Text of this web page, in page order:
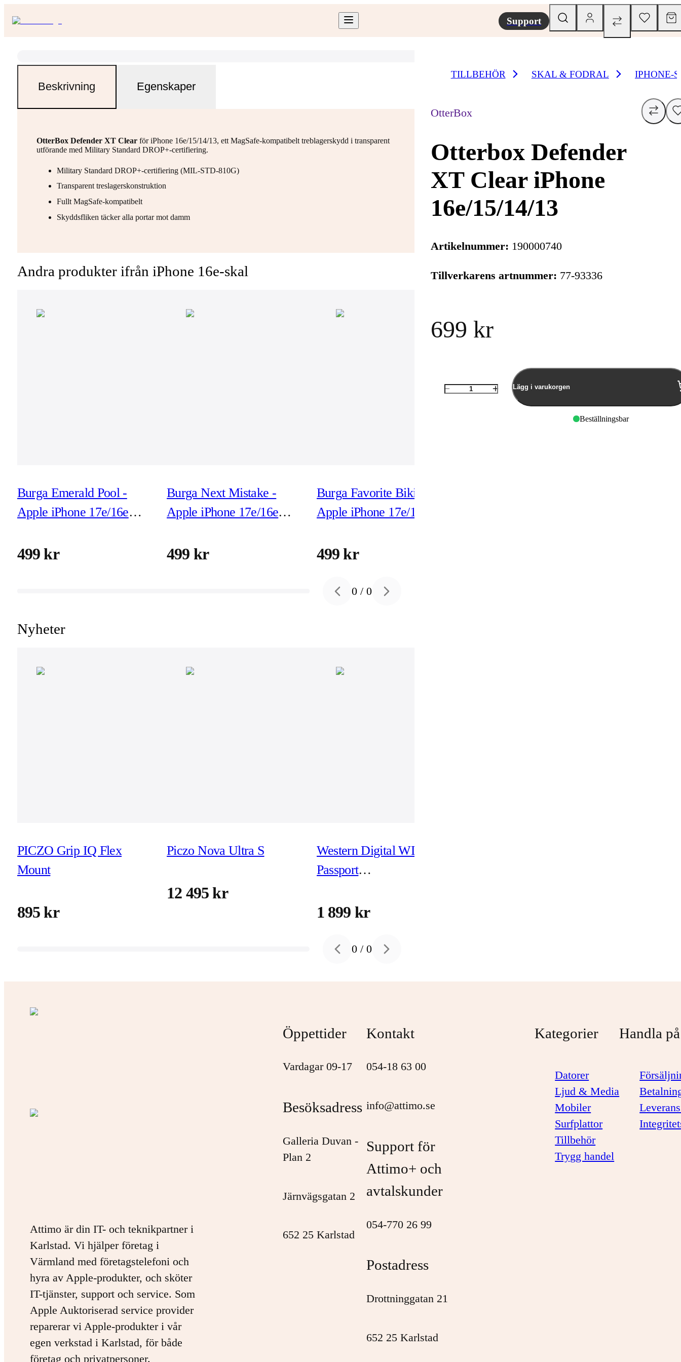
Support
Beskrivning Egenskaper
OtterBox Defender XT Clearför iPhone 16e/15/14/13, ett MagSafe-kompatibelt treblagerskydd i transparent
utförande med Military Standard DROP+-certifiering.
Military Standard DROP+-certifiering (MIL-STD-810G)
Transparent treslagerskonstruktion
Fullt MagSafe-kompatibelt
Skyddsfliken täcker alla portar mot damm
Andra produkter ifrån iPhone 16e-skal
Burga Emerald Pool -
Apple iPhone 17e/16e
499 kr
Burga Next Mistake -
Apple iPhone 17e/16e
499 kr
Burga Favorite Bikini -
Apple iPhone 17e/16e
499 kr
Previous slide
0 /0 Next slide
Nyheter
PICZO Grip IQ Flex
Mount
895 kr
Piczo Nova Ultra S
12 495 kr
Western Digital WD My
Passport
hårddisk 4 TB USB 3.2
1 899 kr
Previous slide
0 /0 Next slide
TILLBEHÖR SKAL & FODRAL IPHONE-
OtterBox
Otterbox Defender
XT Clear iPhone
16e/15/14/13
Artikelnummer: 190000740
Tillverkarens artnummer: 77-93336
699 kr
Antal
Lägg i varukorgen
Beställningsbar
Attimo är din IT- och teknikpartner i
Karlstad. Vi hjälper företag i
Värmland med företagstelefoni och
hyra av Apple-produkter, och sköter
IT-tjänster, support och service. Som
Apple Auktoriserad service provider
reparerar vi Apple-produkter i vår
egen verkstad i Karlstad, för både
företag och privatpersoner.
Öppettider
Vardagar 09-17
Besöksadress
Galleria Duvan -
Plan 2
Järnvägsgatan 2
652 25 Karlstad
Kontakt
054-18 63 00
info@attimo.se
Support för
Attimo+ och
avtalskunder
054-770 26 99
Postadress
Drottninggatan 21
652 25 Karlstad
Kategorier
Datorer
Ljud & Media
Mobiler
Surfplattor
Tillbehör
Trygg handel
Handla